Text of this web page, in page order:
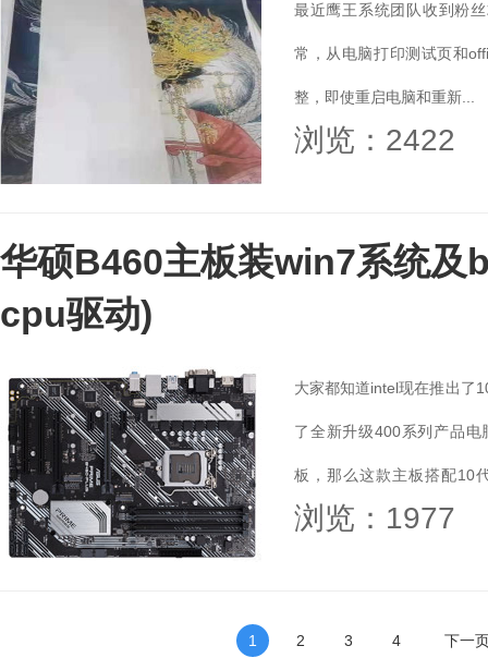
最近鹰王系统团队收到粉
常，从电脑打印测试页和
整，即使重启电脑和重新...
浏览：2422
华硕B460主板装win7系统及
cpu驱动)
大家都知道intel现在推出了
了全新升级400系列产品
板，那么这款主板搭配10
B460+10代CPU安装Win7教
浏览：1977
1 2 3 4 下一